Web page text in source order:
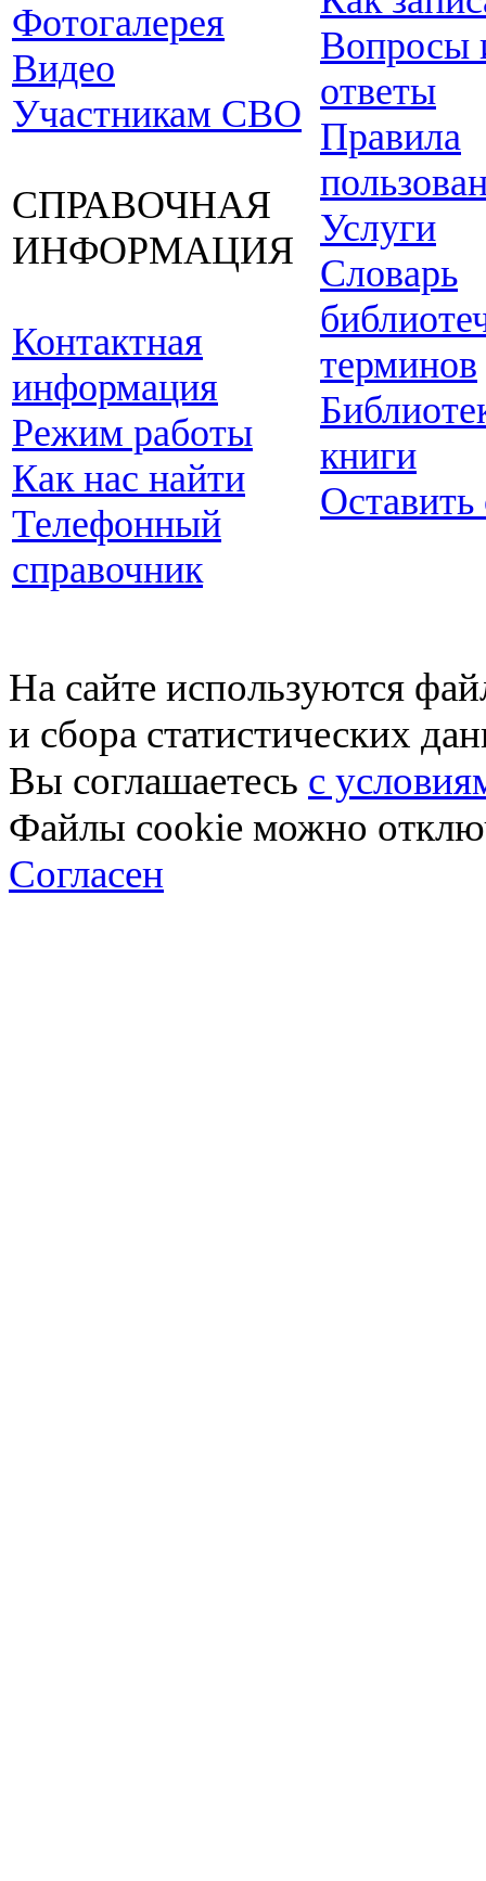
Фотогалерея
Видео
Участникам СВО
СПРАВОЧНАЯ
ИНФОРМАЦИЯ
Контактная
информация
Режим работы
Как нас найти
Телефонный
справочник
Вопросы
ответы
Правила
Услуги
Словарь
терминов
книги
Оставить
На сайте используются
и сбора статистических
Вы соглашаетесь с
Файлы cookie можно
Согласен